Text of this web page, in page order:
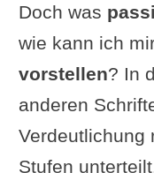
Doch was
wie kann ich
vorstellen? In
anderen
Verdeutlichung
Stufen